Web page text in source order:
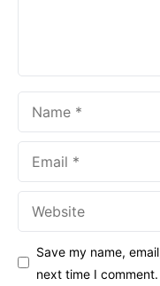
Save my name,
next time I comment.